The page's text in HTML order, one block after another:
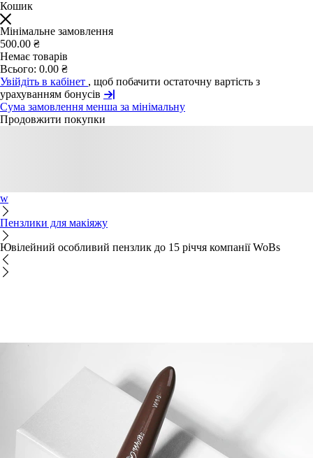
Кошик
Мінімальне замовлення
500.00 ₴
Немає товарів
Всього: 0.00 ₴
Увійдіть в кабінет , щоб побачити остаточну вартість з
урахуванням бонусів
Сума замовлення менша за мінімальну
Продовжити покупки
w
Пензлики для макіяжу
Ювілейний особливий пензлик до 15 річчя компанії WoBs